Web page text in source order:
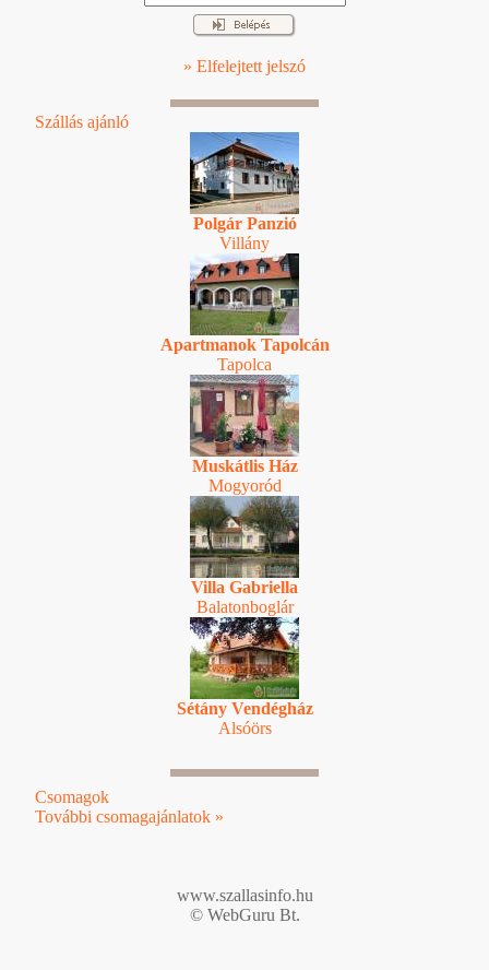
» Elfelejtett jelszó
Szállás ajánló
Polgár Panzió
Villány
Apartmanok Tapolcán
Tapolca
Muskátlis Ház
Mogyoród
Villa Gabriella
Balatonboglár
Sétány Vendégház
Alsóörs
Csomagok
További csomagajánlatok »
www.szallasinfo.hu
© WebGuru Bt.